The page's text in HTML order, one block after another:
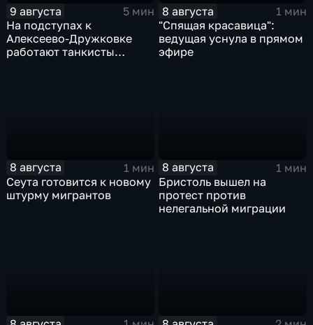
9 августа
5 мин
На подступах к
Алексеево-Дружковке
работают танкисты
8 августа
1 мин
"Спящая красавица":
ведущая уснула в прямом
эфире
8 августа
1 мин
Сеута готовится к новому
штурму мигрантов
8 августа
1 мин
Бристоль вышел на
протест против
нелегальной миграции